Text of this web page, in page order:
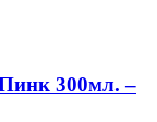
300мл. –